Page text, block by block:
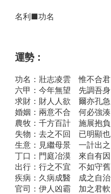
名利■功名
運勢：
功名：壯志凌雲 惟不合
六甲：今年無望 先調吾
求財：財人人欲 爾亦孔
婚姻：兩意不合 何必強
農牧：千方百計 施展抱
失物：去之不回 已明顯
生意：見繼母景 一計出
丁口：門庭冶漠 來自有
出行：行之不宜 不如守
疾病：久病成醫 成之自
官司：伊人凶霸 加之君